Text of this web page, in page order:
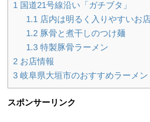
1 国道21号線沿い「ガチブタ」
1.1店内は明るく入りやすいお
1.2豚骨と煮干しのつけ麺
1.3特製豚骨ラーメン
2 お店情報
3 岐阜県大垣市のおすすめラーメン
スポンサーリンク